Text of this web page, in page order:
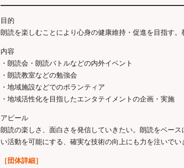
目的
朗読を楽しむことにより心身の健康維持・促進を目指す
内容
・朗読会・朗読バトルなどの内外イベント
・朗読教室などの勉強会
・地域施設などでのボランティア
・地域活性化を目指したエンタテイメントの企画・実施
アピール
朗読の楽しさ、面白さを発信していきたい。朗読をベー
い活動を可能にする、確実な技術の向上にも力を注いで
［団体詳細］